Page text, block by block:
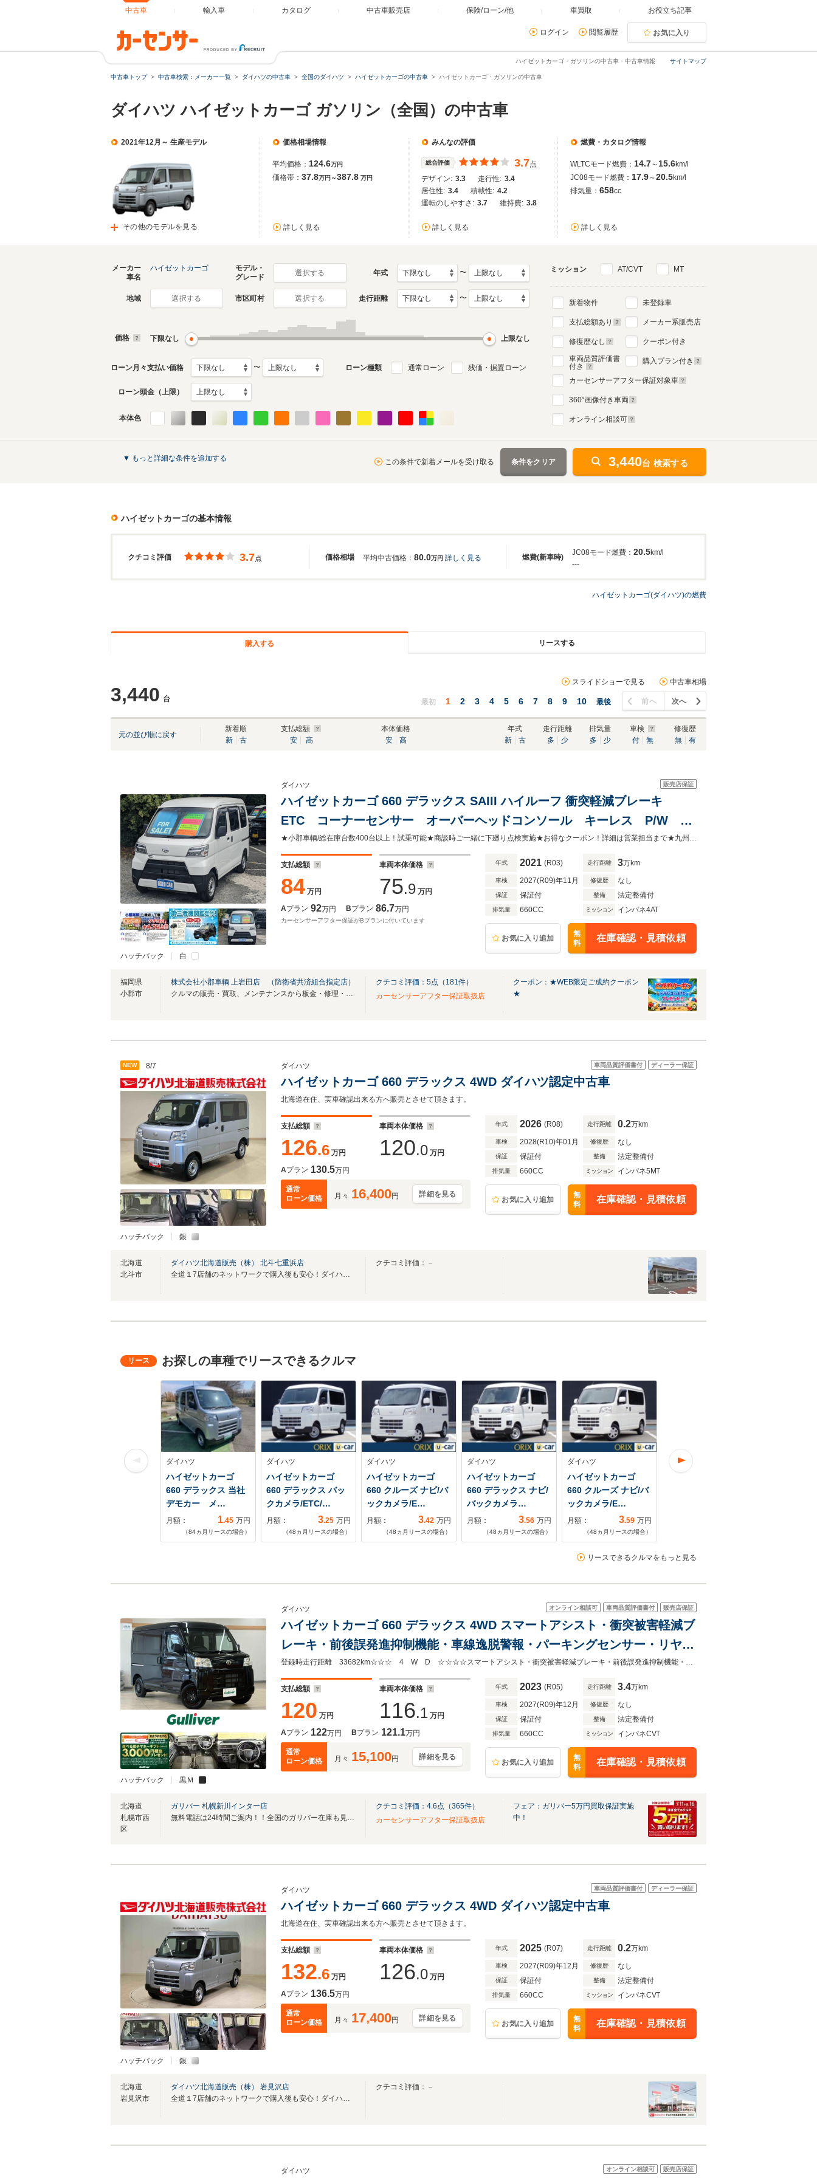
中古車 輸入車 カタログ 中古車販売店 保険/ローン/他 車買取 お役立ち記事
ログイン 閲覧履歴 お気に入り
サイトマップ
ハイゼットカーゴ・ガソリンの中古車・中古車情報
中古車トップ 中古車検索：メーカー一覧 ダイハツの中古車 全国のダイハツ ハイゼットカーゴの中古車 ハイゼットカーゴ・ガソリンの中古車
ダイハツ ハイゼットカーゴ ガソリン（全国）の中古車
2021年12月～ 生産モデル
その他のモデルを見る
価格相場情報
平均価格： 124.6万円
価格帯： 37.8万円～387.8 万円
詳しく見る
みんなの評価
総合評価 3.7点
デザイン: 3.3 走行性: 3.4
居住性: 3.4 積載性: 4.2
運転のしやすさ: 3.7 維持費: 3.8
詳しく見る
燃費・カタログ情報
WLTCモード燃費： 14.7～ 15.6km/l
JC08モード燃費： 17.9～20.5km/l
排気量： 658cc
詳しく見る
2004年12月～2021年11
月生産モデル
生産モデル
ハイゼットカーゴのカタログを見る
メーカー
車名
ハイゼットカーゴ
モデル・
グレード
選択する 年式 〜
地域 選択する 市区町村 選択する 走行距離 〜
価格 下限なし 上限なし
ローン月々支払い価格 〜 ローン種類 通常ローン 残価・据置ローン
ローン頭金（上限）
本体色
ミッション AT/CVT MT
新着物件
支払総額あり
修復歴なし
車両品質評価書
付き
未登録車
メーカー系販売店
クーポン付き
購入プラン付き
カーセンサーアフター保証対象車
360°画像付き車両
オンライン相談可
▼ もっと詳細な条件を追加する この条件で新着メールを受け取る 条件をクリア 3,440台 検索する
ハイゼットカーゴの基本情報
クチコミ評価 価格相場 燃費(新車時)
3.7点 平均中古価格： 80.0万円 詳しく見る
JC08モード燃費： 20.5km/l
---
ハイゼットカーゴ(ダイハツ)の燃費
購入する リースする
3,440 台
スライドショーで見る 中古車相場
最初 1 2 3 4 5 6 7 8 9 10 最後 前へ 次へ
元の並び順に戻す
新着順
新
古
支払総額
安
高
本体価格
安
高
年式
新
古
走行距離
多
少
排気量
多
少
車検
付
無
修復歴
無
有
ハッチバック 白
販売店保証
ダイハツ
ハイゼットカーゴ 660 デラックス SAIII ハイルーフ 衝突軽減ブレーキ
ETC コーナーセンサー オーバーヘッドコンソール キーレス P/W 革
調シートカバー オートハイビーム レーン逸脱警報 LEDヘッドライト
4人乗 ドアバイザー アイドリングストップ 記録簿
★小郡車輌/総在庫台数400台以上！試乗可能★商談時ご一緒に下廻り点検実施★お得なクーポン！詳細は営業担当まで★九州運輸局指定工場＆自社板金工場完備★レッカー対応★保険代理店★
支払総額
84 万円
車両本体価格
75.9 万円
Aプラン 92万円 Bプラン 86.7万円
カーセンサーアフター保証がBプランに付いています
年式 2021 (R03) 走行距離 3万km
車検 2027(R09)年11月 修復歴 なし
保証 保証付 整備 法定整備付
排気量 660CC ミッション インパネ4AT
お気に入り追加
無
料
在庫確認・見積依頼
福岡県
小郡市
株式会社小郡車輌 上岩田店 （防衛省共済組合指定店）
クルマの販売・買取、メンテナンスから板金・修理・ドレスアップまでトータルサポート
クチコミ評価： 5点（ 181件）
カーセンサーアフター保証取扱店
クーポン：★WEB限定ご成約クーポン
★
NEW 8/7
ハッチバック 銀
車両品質評価書付 ディーラー保証
ダイハツ
ハイゼットカーゴ 660 デラックス 4WD ダイハツ認定中古車
北海道在住、実車確認出来る方へ販売とさせて頂きます。
支払総額
126.6 万円
車両本体価格
120.0 万円
Aプラン 130.5万円
通常
ローン価格
月々 16,400円 詳細を見る
年式 2026 (R08) 走行距離 0.2万km
車検 2028(R10)年01月 修復歴 なし
保証 保証付 整備 法定整備付
排気量 660CC ミッション インパネ5MT
お気に入り追加
無
料
在庫確認・見積依頼
北海道
北斗市
ダイハツ北海道販売（株） 北斗七重浜店
全道１7店舗のネットワークで購入後も安心！ダイハツ北海道販売にお任せ下さい！
クチコミ評価：－
お探しの車種でリースできるクルマ
ダイハツ
ハイゼットカーゴ
660 デラックス 当社
デモカー メ…
月額： 1.45 万円
（84ヵ月リースの場合）
ダイハツ
ハイゼットカーゴ
660 デラックス バッ
クカメラ/ETC/…
月額： 3.25 万円
（48 ヵ月リースの場合）
ダイハツ
ハイゼットカーゴ
660 クルーズ ナビ/バ
ックカメラ/E…
月額： 3.42 万円
（48 ヵ月リースの場合）
ダイハツ
ハイゼットカーゴ
660 デラックス ナビ/
バックカメラ…
月額： 3.56 万円
（48 ヵ月リースの場合）
ダイハツ
ハイゼットカーゴ
660 クルーズ ナビ/バ
ックカメラ/E…
月額： 3.59 万円
（48 ヵ月リースの場合）
ダイハツ
リースできるクルマをもっと見る
ハッチバック 黒Ｍ
オンライン相談可 車両品質評価書付 販売店保証
ダイハツ
ハイゼットカーゴ 660 デラックス 4WD スマートアシスト・衝突被害軽減ブ
レーキ・前後誤発進抑制機能・車線逸脱警報・パーキングセンサー・リヤヒ
ーター・横滑り防止・アイドリングストップ・キーレス・冬タイヤ社外12イ
ンチホイールあり
支払総額
120 万円
車両本体価格
116.1 万円
Aプラン 122万円 Bプラン 121.1万円
通常
ローン価格
月々 15,100円 詳細を見る
年式 2023 (R05) 走行距離 3.4万km
車検 2027(R09)年12月 修復歴 なし
保証 保証付 整備 法定整備付
排気量 660CC ミッション インパネCVT
お気に入り追加
無
料
在庫確認・見積依頼
北海道
札幌市西
区
ガリバー 札幌新川インター店
クチコミ評価： 4.6 点（365件）
カーセンサーアフター保証取扱店
フェア：ガリバー5万円買取保証実施
中！
ハッチバック 銀
車両品質評価書付 ディーラー保証
ダイハツ
ハイゼットカーゴ 660 デラックス 4WD ダイハツ認定中古車
北海道在住、実車確認出来る方へ販売とさせて頂きます。
支払総額
132.6 万円
車両本体価格
126.0 万円
Aプラン 136.5万円
通常
ローン価格
月々 17,400円 詳細を見る
年式 2025 (R07) 走行距離 0.2万km
車検 2027(R09)年12月 修復歴 なし
保証 保証付 整備 法定整備付
排気量 660CC ミッション インパネCVT
お気に入り追加
無
料
在庫確認・見積依頼
北海道
岩見沢市
ダイハツ北海道販売（株） 岩見沢店
クチコミ評価：－
オンライン相談可 販売店保証
ダイハツ